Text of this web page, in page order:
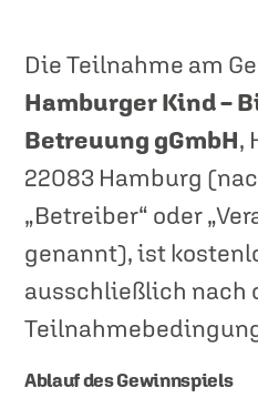
Die Teilnahme am
Hamburger Kind –
Betreuung gGmbH,
22083 Hamburg
„Betreiber“ oder
genannt), ist
ausschließlich nach
Ablauf des Gewinnspiels